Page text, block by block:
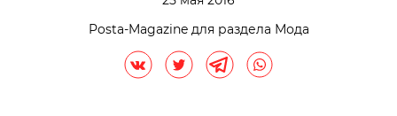
Posta-Magazine для раздела Мода